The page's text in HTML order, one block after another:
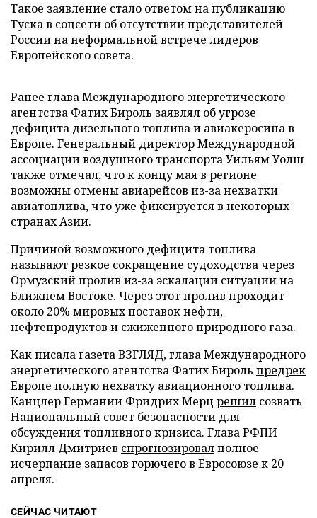
Такое заявление стало ответом на публикацию
Туска в соцсети об отсутствии представителей
России на неформальной встрече лидеров
Европейского совета.
Ранее глава Международного энергетического
агентства Фатих Бироль заявлял об угрозе
дефицита дизельного топлива и авиакеросина в
Европе. Генеральный директор Международной
ассоциации воздушного транспорта Уильям Уолш
также отмечал, что к концу мая в регионе
возможны отмены авиарейсов из-за нехватки
авиатоплива, что уже фиксируется в некоторых
странах Азии.
Причиной возможного дефицита топлива
называют резкое сокращение судоходства через
Ормузский пролив из-за эскалации ситуации на
Ближнем Востоке. Через этот пролив проходит
около 20% мировых поставок нефти,
нефтепродуктов и сжиженного природного газа.
Как писала газета ВЗГЛЯД, глава Международного
энергетического агентства Фатих Бироль предрек
Европе полную нехватку авиационного топлива.
Канцлер Германии Фридрих Мерц решил созвать
Национальный совет безопасности для
обсуждения топливного кризиса. Глава РФПИ
Кирилл Дмитриев спрогнозировалполное
исчерпание запасов горючего в Евросоюзе к 20
апреля.
СЕЙЧАС ЧИТАЮТ